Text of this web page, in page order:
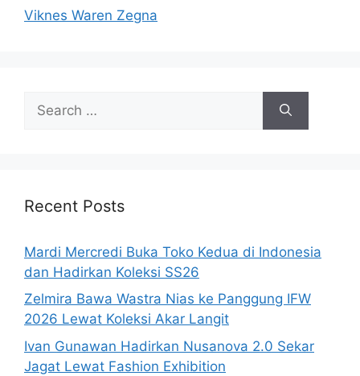
Viknes Waren Zegna
for:
Recent Posts
Mardi Mercredi Buka Toko Kedua di Indonesia
dan Hadirkan Koleksi SS26
Zelmira Bawa Wastra Nias ke Panggung IFW
2026 Lewat Koleksi Akar Langit
Ivan Gunawan Hadirkan Nusanova 2.0 Sekar
Jagat Lewat Fashion Exhibition